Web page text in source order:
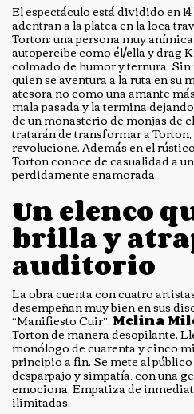
El espectáculo está dividido en
adentran a la platea en la loca
Torton: una persona muy
autopercibe como él/ella y drag
colmado de humor y ternura. Sin
quien se aventura a la ruta en su
atesora no como una amante
mala pasada y la termina
de un monasterio de monjas de
tratarán de transformar a Torton,
revolucione. Además en el
Torton conoce de casualidad a
perdidamente enamorada.
Un elenco
brilla y
auditorio
La obra cuenta con cuatro
desempeñan muy bien en sus
“Manifiesto Cuir”.Melina
Torton de manera desopilante.
monólogo de cuarenta y cinco
principio a fin. Se mete al
desparpajo y simpatía, con una
emociona. Empatiza de
ilimitadas.